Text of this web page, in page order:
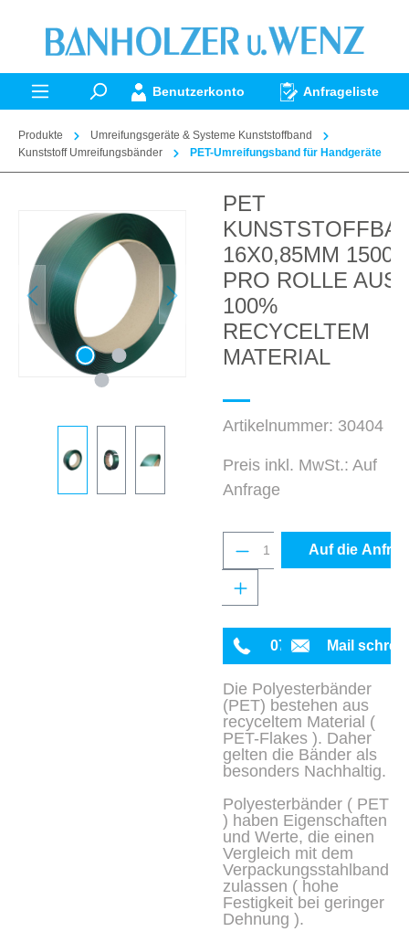
springen
Benutzerkonto Anfrageliste
Produkte
Umreifungsgeräte & Systeme Kunststoffband
Kunststoff Umreifungsbänder
PET-Umreifungsband für Handgeräte
PET
16X0,85MM
PRO ROLLE AUS
100%
RECYCELTEM
MATERIAL
Artikelnummer: 30404
Preis inkl. MwSt.: Auf
Anfrage
Produkt Anzahl:
Auf die
0711 342934-0
Mail
Die Polyesterbänder
(PET) bestehen aus
recyceltem Material (
PET-Flakes ). Daher
gelten die Bänder als
besonders Nachhaltig.
Polyesterbänder ( PET
) haben Eigenschaften
und Werte, die einen
Vergleich mit dem
Verpackungsstahlband
zulassen ( hohe
Festigkeit bei geringer
Dehnung ).